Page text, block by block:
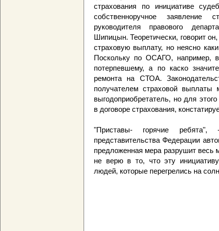
страхования по инициативе
собственноручное заявление
руководителя правового
Шипицын. Теоретически, говорит
страховую выплату, но неясно
Поскольку по ОСАГО, например,
потерпевшему, а по каско
ремонта на СТОА.
получателем страховой выплаты
выгодоприобретатель, но для
в договоре страхования,
"Приставы- горячие
представительства Федерации
предложенная мера разрушит весь
не верю в то, что эту
людей, которые перегрелись на